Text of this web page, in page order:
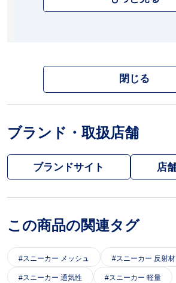
閉じる
ブランド・取扱店舗
ブランドサイト
この商品の関連タグ
スニーカー メッシュ スニーカー 反射材
スニーカー 通気性 スニーカー 軽量